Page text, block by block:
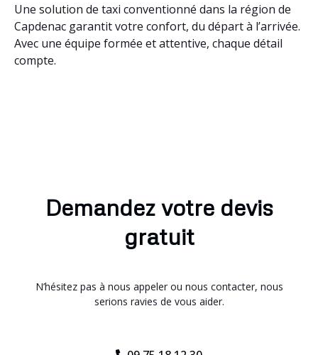
Une solution de taxi conventionné dans la région de
Capdenac garantit votre confort, du départ à l’arrivée.
Avec une équipe formée et attentive, chaque détail
compte.
Demandez votre devis
gratuit
N’hésitez pas à nous appeler ou nous contacter, nous
serions ravies de vous aider.